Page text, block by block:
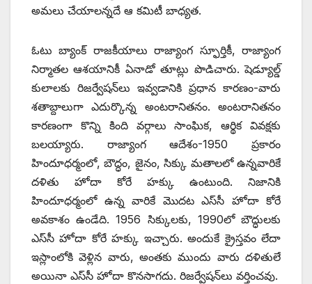
అమలు చేయాలన్నదే ఆ కమిటీ బాధ్యత.
ఓటు బ్యాంక్‌ ‌రాజకీయాలు రాజ్యాంగ స్ఫూర్తికీ, రాజ్యాంగ
నిర్మాతల ఆశయానికీ ఏనాడో తూట్లు పొడిచారు. షెడ్యూల్డ్
‌కులాలకు రిజర్వేషన్‌లు ఇవ్వడానికి ప్రధాన కారణం-వారు
శతాబ్దాలుగా ఎదుర్కొన్న అంటరానితనం. అంటరానితనం
కారణంగా కొన్ని కింది వర్గాలు సాంఘిక, ఆర్థిక వివక్షకు
బలయ్యారు. రాజ్యాంగ ఆదేశం-1950 ప్రకారం
హిందూధర్మంలో, బౌద్ధం, జైనం, సిక్కు మతాలలో ఉన్నవారికే
దళితు హోదా కోరే హక్కు ఉంటుంది. నిజానికి
హిందూధర్మంలో ఉన్న వారికే మొదట ఎస్‌సీ హోదా కోరే
అవకాశం ఉండేది. 1956 సిక్కులకు, 1990లో బౌద్ధులకు
ఎస్‌సీ హోదా కోరే హక్కు ఇచ్చారు. అందుకే క్రైస్తవం లేదా
ఇస్లాంలోకి వెళ్లిన వారు, అంతకు ముందు వారు దళితులే
అయినా ఎస్‌సీ హోదా కొనసాగదు. రిజర్వేషన్‌లు వర్తించవు.